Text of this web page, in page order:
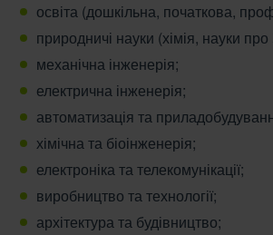
освіта (дошкільна, початкова,
природничі науки (хімія, науки
механічна інженерія;
електрична інженерія;
автоматизація та
хімічна та біоінженерія;
електроніка та телекомунікації;
виробництво та технології;
архітектура та будівництво;